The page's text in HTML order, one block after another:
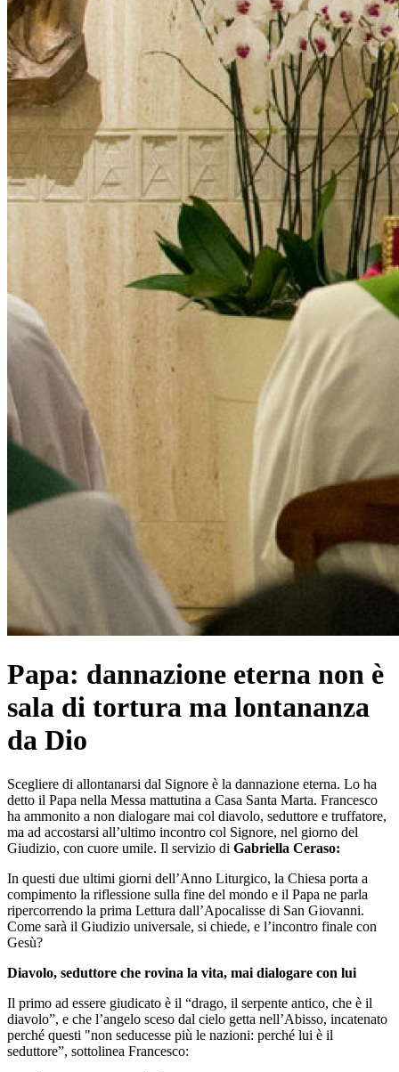
Papa: dannazione eterna non è
sala di tortura ma lontananza
da Dio
Scegliere di allontanarsi dal Signore è la dannazione eterna. Lo ha
detto il Papa nella Messa mattutina a Casa Santa Marta. Francesco
ha ammonito a non dialogare mai col diavolo, seduttore e truffatore,
ma ad accostarsi all’ultimo incontro col Signore, nel giorno del
Giudizio, con cuore umile. Il servizio di Gabriella Ceraso:
In questi due ultimi giorni dell’Anno Liturgico, la Chiesa porta a
compimento la riflessione sulla fine del mondo e il Papa ne parla
ripercorrendo la prima Lettura dall’Apocalisse di San Giovanni.
Come sarà il Giudizio universale, si chiede, e l’incontro finale con
Gesù?
Diavolo, seduttore che rovina la vita, mai dialogare con lui
Il primo ad essere giudicato è il “drago, il serpente antico, che è il
diavolo”, e che l’angelo sceso dal cielo getta nell’Abisso, incatenato
perché questi "non seducesse più le nazioni: perché lui è il
seduttore”, sottolinea Francesco: